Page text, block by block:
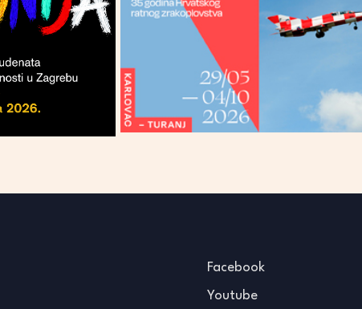
Facebook
Youtube